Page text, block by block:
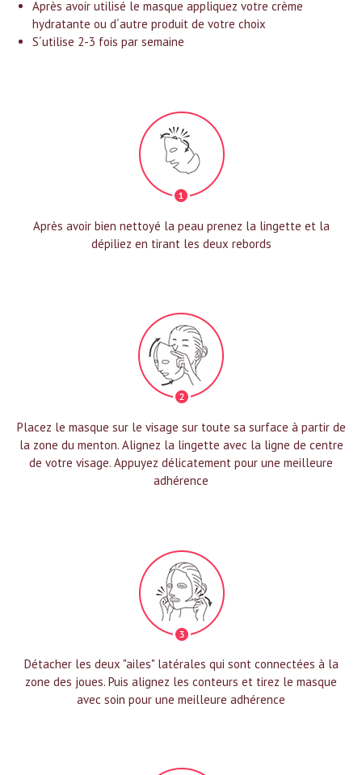
Après avoir utilisé le masque appliquez votre crème
hydratante ou d´autre produit de votre choix
S´utilise 2-3 fois par semaine
Après avoir bien nettoyé la peau prenez la lingette et la
dépiliez en tirant les deux rebords
Placez le masque sur le visage sur toute sa surface à partir de
la zone du menton. Alignez la lingette avec la ligne de centre
de votre visage. Appuyez délicatement pour une meilleure
adhérence
Détacher les deux "ailes" latérales qui sont connectées à la
zone des joues. Puis alignez les conteurs et tirez le masque
avec soin pour une meilleure adhérence